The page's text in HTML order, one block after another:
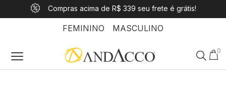
Compras acima de R$ 339 seu frete é grátis!
Pague em até 10x sem juros
10% OFF com o cupom: PRIMEIROANDACCO
FEMININO MASCULINO
0